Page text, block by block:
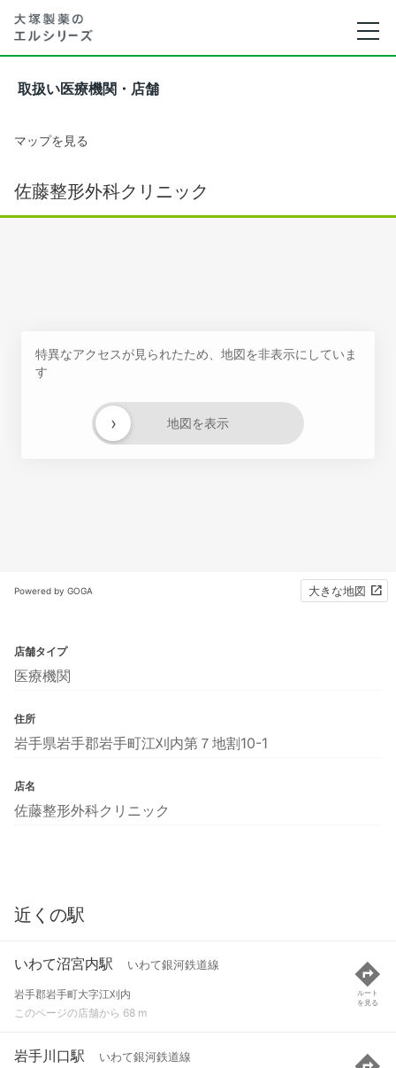
取扱い医療機関・店舗
マップを見る
佐藤整形外科クリニック
特異なアクセスが見られたため、地図を非表示にしていま
す
地図を表示
›
Powered by GOGA 大きな地図
店舗タイプ
医療機関
住所
岩手県岩手郡岩手町江刈内第７地割10-1
店名
佐藤整形外科クリニック
近くの駅
いわて沼宮内駅 いわて銀河鉄道線
岩手郡岩手町大字江刈内
このページの店舗から 68 m
ルート
を見る
岩手川口駅 いわて銀河鉄道線